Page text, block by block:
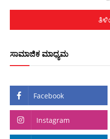
ಸಾಮಾಜಿಕ ಮಾಧ್ಯಮ
Facebook
Instagram